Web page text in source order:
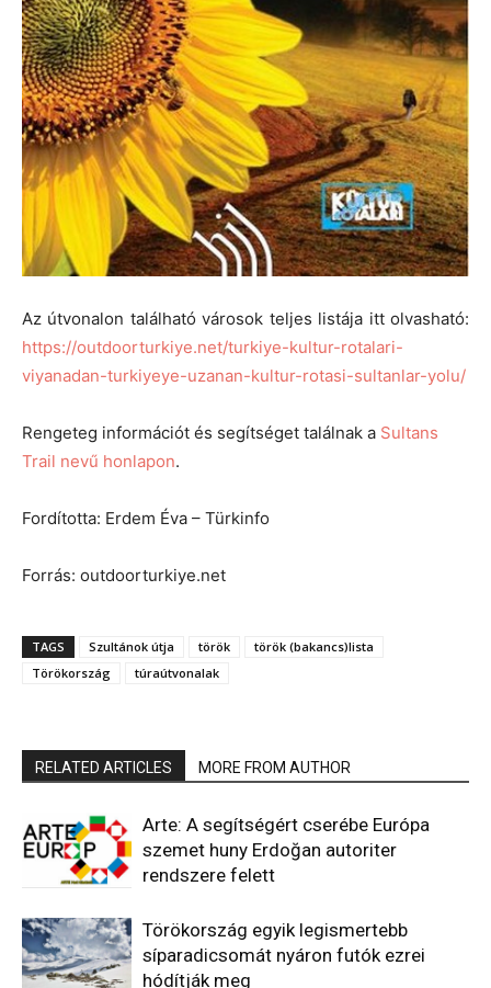
Az útvonalon található városok teljes listája itt olvasható:
https://outdoorturkiye.net/turkiye-kultur-rotalari-
viyanadan-turkiyeye-uzanan-kultur-rotasi-sultanlar-yolu/
Rengeteg információt és segítséget találnak a Sultans
Trail nevű honlapon.
Fordította: Erdem Éva – Türkinfo
Forrás: outdoorturkiye.net
TAGS Szultánok útja török
török (bakancs)lista
Törökország
túraútvonalak
RELATED ARTICLES MORE FROM AUTHOR
Arte: A segítségért cserébe Európa
szemet huny Erdoğan autoriter
rendszere felett
Törökország egyik legismertebb
síparadicsomát nyáron futók ezrei
hódítják meg